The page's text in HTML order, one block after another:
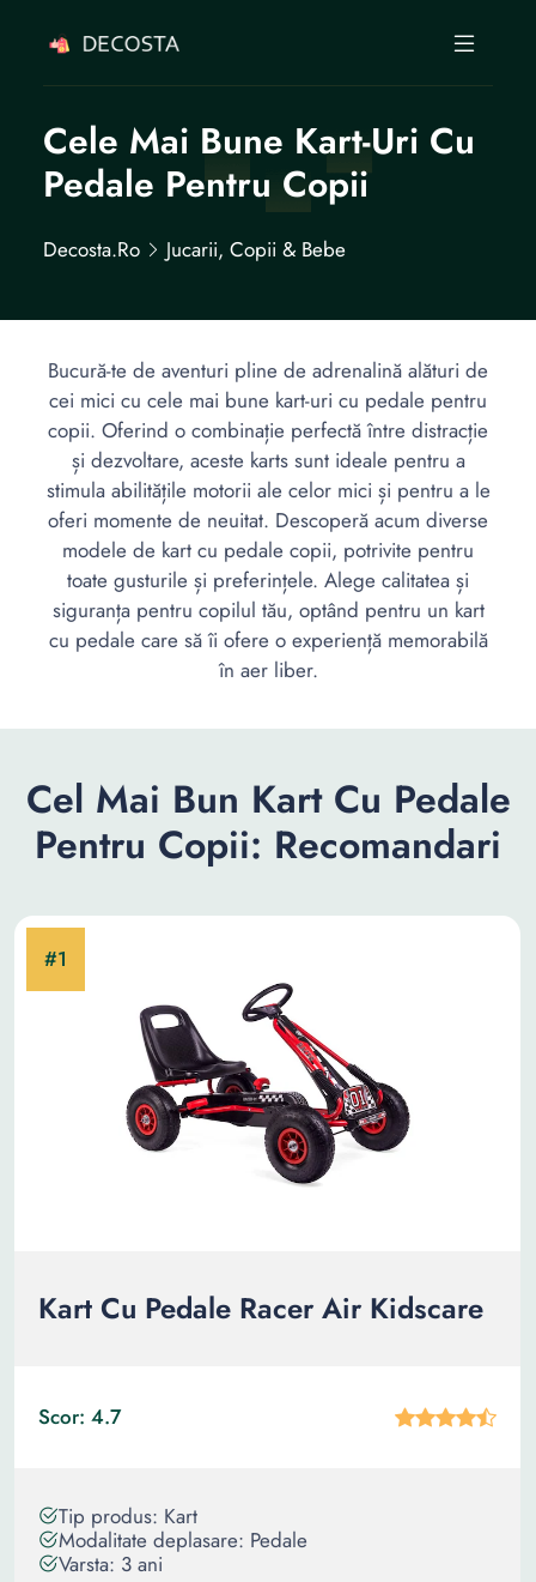
Cele Mai Bune Kart-Uri Cu
Pedale Pentru Copii
Decosta.ro Jucarii, Copii & Bebe
Bucură-te de aventuri pline de adrenalină alături de
cei mici cu cele mai bune kart-uri cu pedale pentru
copii. Oferind o combinație perfectă între distracție
și dezvoltare, aceste karts sunt ideale pentru a
stimula abilitățile motorii ale celor mici și pentru a le
oferi momente de neuitat. Descoperă acum diverse
modele de kart cu pedale copii, potrivite pentru
toate gusturile și preferințele. Alege calitatea și
siguranța pentru copilul tău, optând pentru un kart
cu pedale care să îi ofere o experiență memorabilă
în aer liber.
Cel Mai Bun Kart Cu Pedale
Pentru Copii: Recomandari
Kart Cu Pedale Racer Air Kidscare
Scor: 4.7
Tip produs: Kart
Modalitate deplasare: Pedale
Varsta: 3 ani